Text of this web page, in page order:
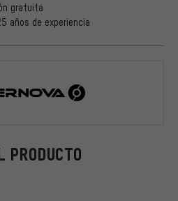
PRODUCTO
gratuita
años de experiencia
Supernova